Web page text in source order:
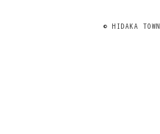
© HIDAKA TOWN